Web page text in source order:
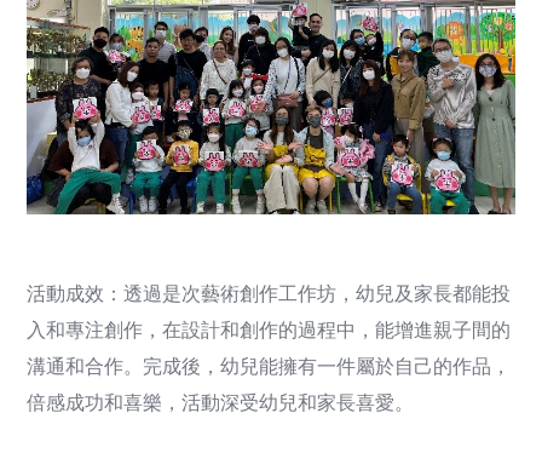
活動成效：透過是次藝術創作工作坊，幼兒及家長都能投
入和專注創作，在設計和創作的過程中，能增進親子間的
溝通和合作。完成後，幼兒能擁有一件屬於自己的作品，
倍感成功和喜樂，活動深受幼兒和家長喜愛。